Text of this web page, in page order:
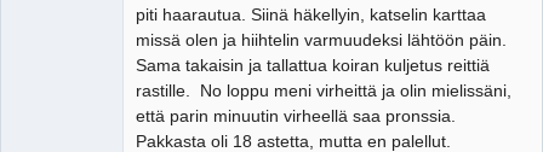
piti haarautua. Siinä häkellyin, katselin karttaa
missä olen ja hiihtelin varmuudeksi lähtöön päin.
Sama takaisin ja tallattua koiran kuljetus reittiä
rastille. No loppu meni virheittä ja olin mielissäni,
että parin minuutin virheellä saa pronssia.
Pakkasta oli 18 astetta, mutta en palellut.